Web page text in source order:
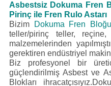
Asbestsiz Dokuma Fren
Pirinç ile Fren Rulo Astarı
BizimDokuma Fren Bloğu
teller/pirinç teller,
malzemelerinden
gerektiren endüstriyel
Biz profesyonel bir
güçlendirilmiş Asbest ve
Blokları